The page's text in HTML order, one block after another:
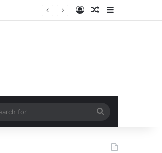
Log InRandom Article
Sidebar
for